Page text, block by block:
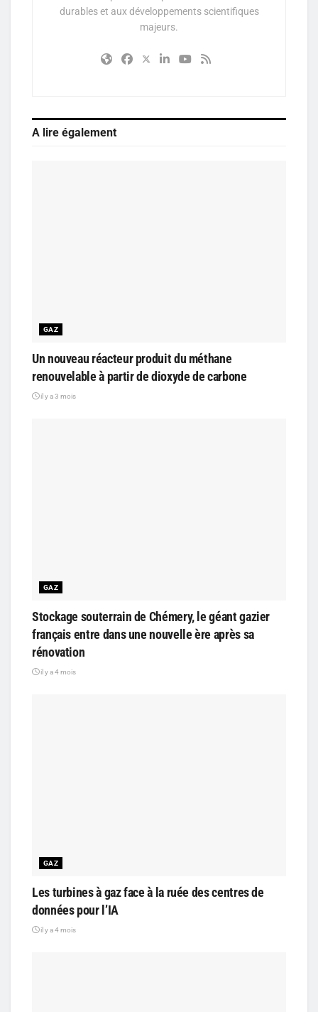
durables et aux développements scientifiques
majeurs.
A lire également
GAZ
Un nouveau réacteur produit du méthane
renouvelable à partir de dioxyde de carbone
il y a 3 mois
GAZ
Stockage souterrain de Chémery, le géant gazier
français entre dans une nouvelle ère après sa
rénovation
il y a 4 mois
GAZ
Les turbines à gaz face à la ruée des centres de
données pour l’IA
il y a 4 mois